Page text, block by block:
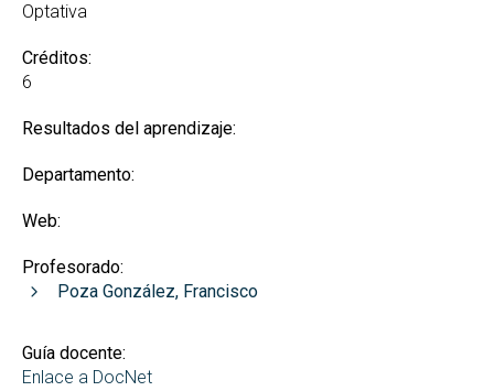
Optativa
Créditos:
6
Resultados del aprendizaje:
Departamento:
Web:
Profesorado:
Poza González, Francisco
Guía docente:
Enlace a DocNet